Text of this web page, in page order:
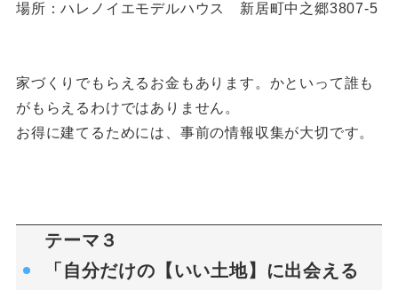
場所：ハレノイエモデルハウス 新居町中之郷3807-5
家づくりでもらえるお金もあります。かといって誰も
がもらえるわけではありません。
お得に建てるためには、事前の情報収集が大切です。
テーマ３
「自分だけの【いい土地】に出会える